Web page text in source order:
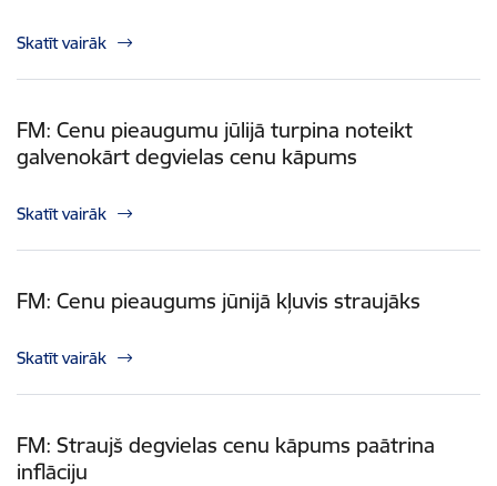
Skatīt vairāk
FM: Cenu pieaugumu jūlijā turpina noteikt
galvenokārt degvielas cenu kāpums
Skatīt vairāk
FM: Cenu pieaugums jūnijā kļuvis straujāks
Skatīt vairāk
FM: Straujš degvielas cenu kāpums paātrina
inflāciju